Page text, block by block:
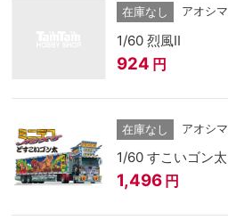
在庫なし アオシマ
1/60 烈風Ⅱ
924 円
在庫なし アオシマ
1/60 すこいゴン太
1,496 円